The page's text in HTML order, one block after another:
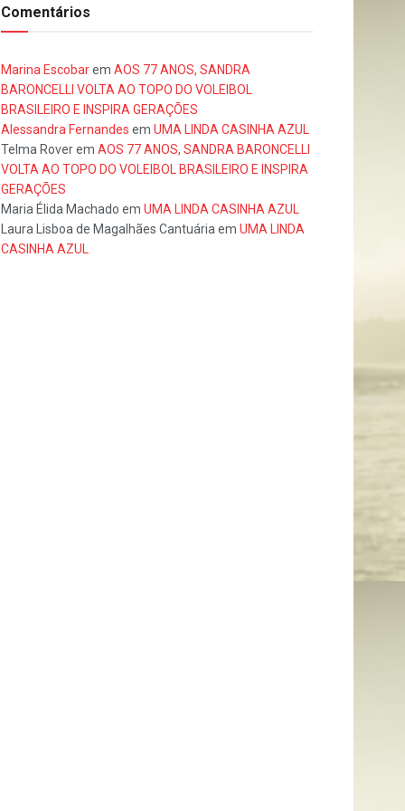
Comentários
Marina Escobarem AOS 77 ANOS, SANDRA
BARONCELLI VOLTA AO TOPO DO VOLEIBOL
BRASILEIRO E INSPIRA GERAÇÕES
Alessandra Fernandes em UMA LINDA CASINHA AZUL
Telma Roverem AOS 77 ANOS, SANDRA BARONCELLI
VOLTA AO TOPO DO VOLEIBOL BRASILEIRO E INSPIRA
GERAÇÕES
Maria Élida Machado em UMA LINDA CASINHA AZUL
Laura Lisboa de Magalhães Cantuáriaem UMA LINDA
CASINHA AZUL